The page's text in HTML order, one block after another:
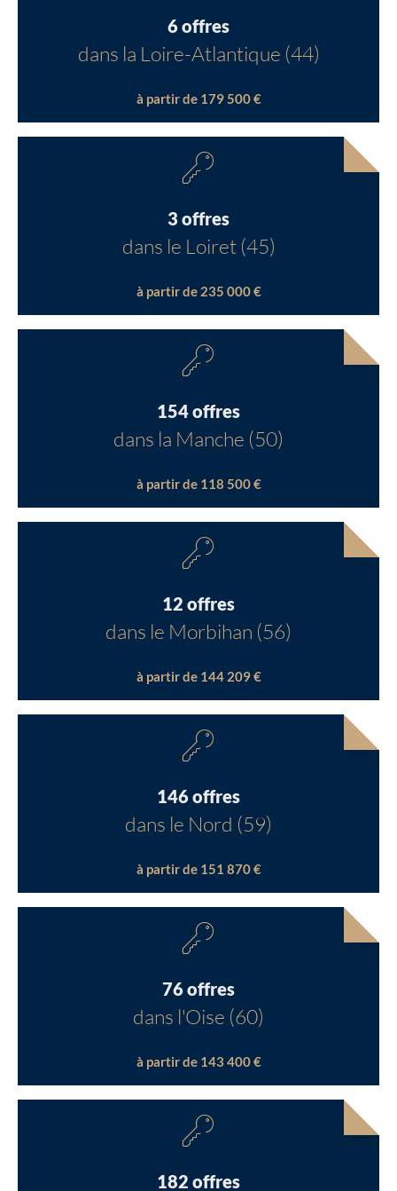
6 offres
dans la Loire-Atlantique (44)
à partir de 179 500 €
3 offres
dans le Loiret (45)
à partir de 235 000 €
154 offres
dans la Manche (50)
à partir de 118 500 €
12 offres
dans le Morbihan (56)
à partir de 144 209 €
146 offres
dans le Nord (59)
à partir de 151 870 €
76 offres
dans l'Oise (60)
à partir de 143 400 €
182 offres